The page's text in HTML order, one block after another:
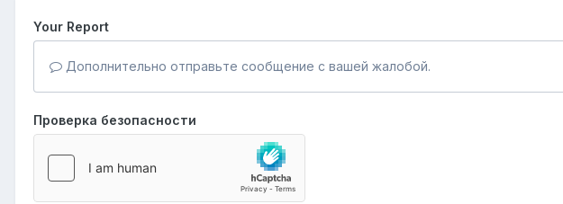
Your Report
Дополнительно отправьте сообщение с вашей жалобой.
Проверка безопасности